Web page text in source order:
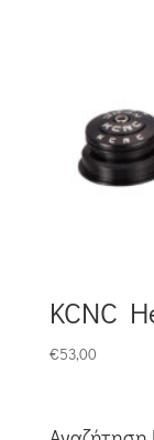
KCNC
€53,00